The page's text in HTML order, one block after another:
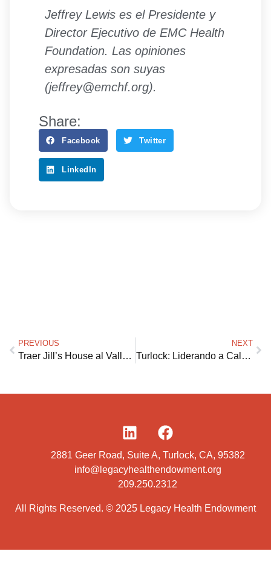
Jeffrey Lewis es el Presidente y
Director Ejecutivo de EMC Health
Foundation. Las opiniones
expresadas son suyas
(jeffrey@emchf.org).
Share:
Facebook Twitter
LinkedIn
PREVIOUS
Traer Jill’s House al Valle Central: Un faro de esperanza para las comunidades desatendidas
NEXT
Turlock: Liderando a California y a la nación
2881 Geer Road, Suite A, Turlock, CA, 95382
info@legacyhealthendowment.org
209.250.2312
All Rights Reserved. © 2025 Legacy Health Endowment